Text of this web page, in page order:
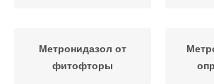
Метронидазол от
фитофторы